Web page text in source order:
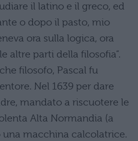
il latino e il greco, ed
o dopo il pasto, mio
ora sulla logica, ora
altre parti della filosofia”.
filosofo, Pascal fu
Nel 1639 per dare
mandato a riscuotere le
Alta Normandia (a
una macchina calcolatrice.